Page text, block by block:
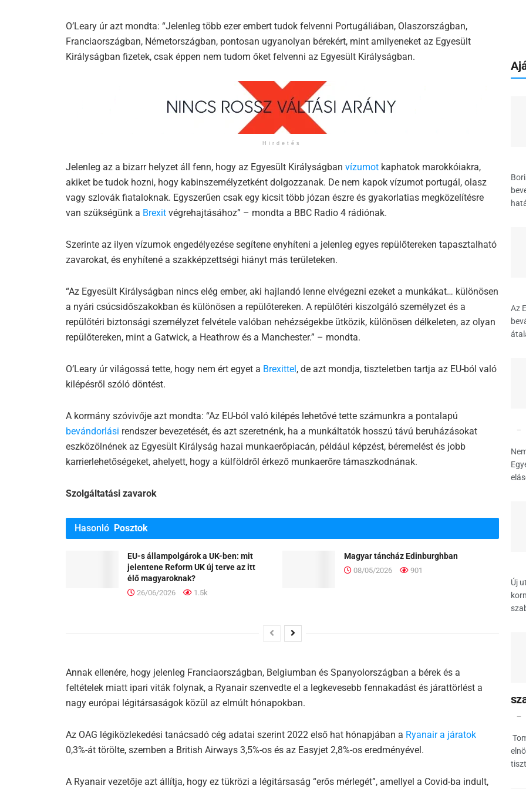
O’Leary úr azt mondta: “Jelenleg több ezer embert tudok felvenni Portugáliában, Olaszországban,
Franciaországban, Németországban, pontosan ugyanolyan bérekért, mint amilyeneket az Egyesült
Királyságban fizetek, csak éppen nem tudom őket felvenni az Egyesült Királyságban.
Hirdetés
Jelenleg az a bizarr helyzet áll fenn, hogy az Egyesült Királyságban vízumot kaphatok marokkóiakra,
akiket be tudok hozni, hogy kabinszemélyzetként dolgozzanak. De nem kapok vízumot portugál, olasz
vagy szlovák fiataloknak. Egyszerűen csak egy kicsit több józan észre és gyakorlatias megközelítésre
van szükségünk a Brexit végrehajtásához” – mondta a BBC Radio 4 rádiónak.
Szerinte az ilyen vízumok engedélyezése segítene enyhíteni a jelenleg egyes repülőtereken tapasztalható
zavarokat, és enyhítené a szakképzettségi hiányt más területeken.
“Az Egyesült Királyságban nincs elég ember, aki hajlandó lenne elvégezni ezeket a munkákat… különösen
a nyári csúcsidőszakokban és különösen a repülőtereken. A repülőtéri kiszolgáló személyzet és a
repülőtéri biztonsági személyzet felvétele valóban nehézségekbe ütközik, különösen délkeleten, az olyan
repülőtereken, mint a Gatwick, a Heathrow és a Manchester.” – mondta.
O’Leary úr világossá tette, hogy nem ért egyet a Brexittel, de azt mondja, tiszteletben tartja az EU-ból való
kilépésről szóló döntést.
A kormány szóvivője azt mondta: “Az EU-ból való kilépés lehetővé tette számunkra a pontalapú
bevándorlási rendszer bevezetését, és azt szeretnénk, ha a munkáltatók hosszú távú beruházásokat
eszközölnének az Egyesült Királyság hazai munkaerőpiacán, például képzést, béremelést és jobb
karrierlehetőségeket, ahelyett, hogy a külföldről érkező munkaerőre támaszkodnának.
Szolgáltatási zavarok
Hasonló Posztok
EU-s állampolgárok a UK-ben: mit
jelentene Reform UK új terve az itt
élő magyaroknak?
26/06/2026 1.5k
Magyar táncház Edinburghban
08/05/2026 901
Annak ellenére, hogy jelenleg Franciaországban, Belgiumban és Spanyolországban a bérek és a
feltételek miatt ipari viták folynak, a Ryanair szenvedte el a legkevesebb fennakadást és járattörlést a
nagy európai légitársaságok közül az elmúlt hónapokban.
Az OAG légiközlekedési tanácsadó cég adatai szerint 2022 első hat hónapjában a Ryanair a járatok
0,3%-át törölte, szemben a British Airways 3,5%-os és az Easyjet 2,8%-os eredményével.
A Ryanair vezetője azt állítja, hogy ez tükrözi a légitársaság “erős mérlegét”, amellyel a Covid-ba indult,
Az
Új